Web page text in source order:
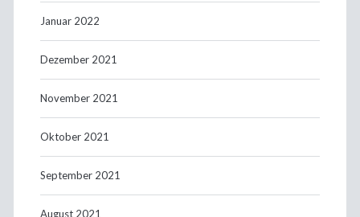
Januar 2022
Dezember 2021
November 2021
Oktober 2021
September 2021
August 2021